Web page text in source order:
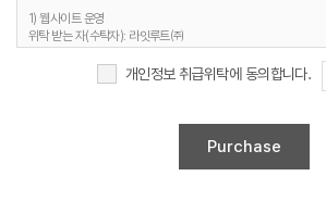
3. 개인정보 보유기간
정보주체 개인정보는 원칙적으로 개인정보의 수집 및 이용목적이
파기합니다. 단, 다음의 정보에 대해서는 아래의 이유로 명시한
1) 문의사항 등록 시 수집항목
보유 이유 : 사용자 식별, 사용자 문의 대응, 민원처리, 공지사항 전달
2) 웹사이트 이용과정에서 자동 생성되어 수집되는 항목
보유 이유 : 접속빈도 파악 및 서비스 이용 통계 수집
1) 웹사이트 운영
위탁 받는 자(수탁자): 라잇루트㈜
개인정보 보유 및 이용기간 : 명시된 보유기간 및 이유 종료 시까지
정보주체는 위와 같은 개인정보의 취급위탁을 거부할 수 있습니다
취급위탁에 동의하지 않을 경우에는 회원가입 및 진행업무와 관
개인정보 취급위탁에 동의합니다.